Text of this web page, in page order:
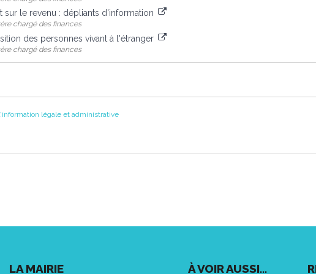
sur le revenu : dépliants d'information
chargé des finances
des personnes vivant à l'étranger
chargé des finances
légale et administrative
LA MAIRIE À VOIR AUSSI...